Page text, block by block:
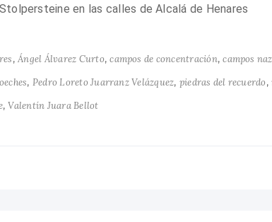
en las calles de Alcalá de Henares
,Ángel Álvarez Curto,campos de concentración,campos
, Pedro Loreto Juarranz Velázquez, piedras del recuerdo,
,Valentín Juara Bellot